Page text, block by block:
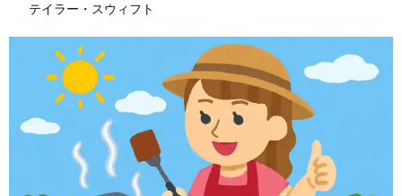
テイラー・スウィフト